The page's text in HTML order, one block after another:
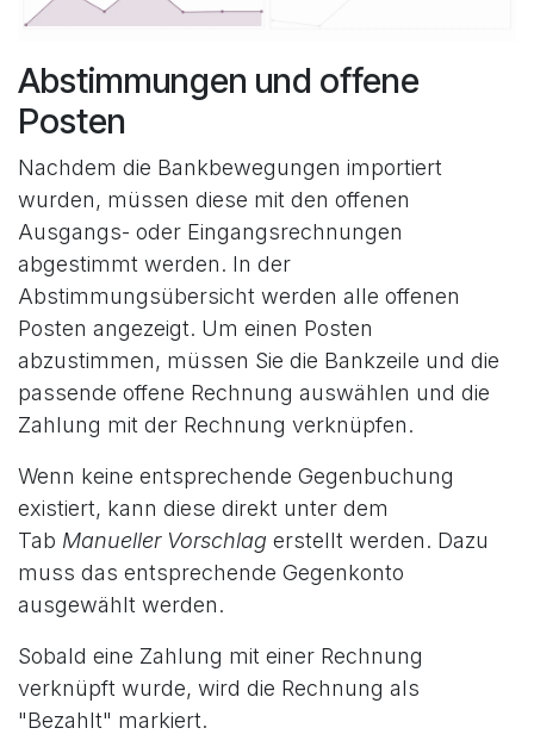
Abstimmungen und offene
Posten
Nachdem die Bankbewegungen importiert
wurden, müssen diese mit den offenen
Ausgangs- oder Eingangsrechnungen
abgestimmt werden. In der
Abstimmungsübersicht werden alle offenen
Posten angezeigt. Um einen Posten
abzustimmen, müssen Sie die Bankzeile und die
passende offene Rechnung auswählen und die
Zahlung mit der Rechnung verknüpfen.
Wenn keine entsprechende Gegenbuchung
existiert, kann diese direkt unter dem
Tab Manueller Vorschlag erstellt werden. Dazu
muss das entsprechende Gegenkonto
ausgewählt werden.
Sobald eine Zahlung mit einer Rechnung
verknüpft wurde, wird die Rechnung als
"Bezahlt" markiert.